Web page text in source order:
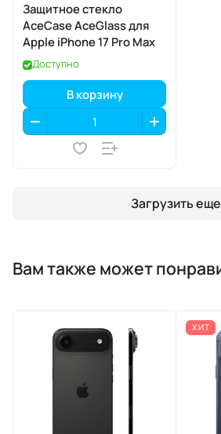
Защитное стекло
AceCase AceGlass для
Apple iPhone 17 Pro Max
Доступно
В корзину
Загрузить еще
Вам также может
ХИТ